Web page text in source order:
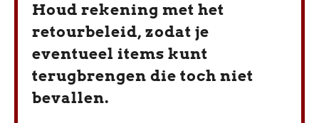
Houd rekening met het
retourbeleid, zodat je
eventueel items kunt
terugbrengen die toch niet
bevallen.